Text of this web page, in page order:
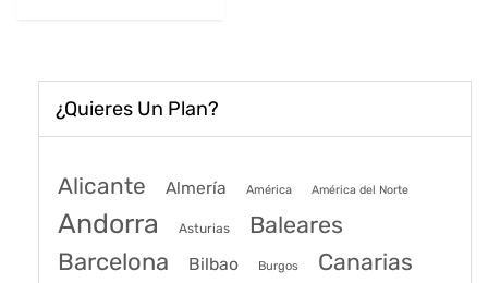
¿Quieres Un Plan?
Alicante Almería América América del Norte
Andorra Asturias Baleares
Barcelona Bilbao Burgos Canarias